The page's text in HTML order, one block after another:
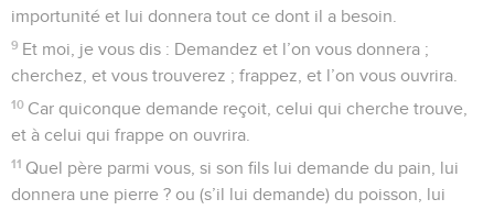
importunité et lui donnera tout ce dont il a besoin.
9 Et moi, je vous dis : Demandez et l’on vous donnera ;
cherchez, et vous trouverez ; frappez, et l’on vous ouvrira.
10 Car quiconque demande reçoit, celui qui cherche trouve,
et à celui qui frappe on ouvrira.
11 Quel père parmi vous, si son fils lui demande du pain, lui
donnera une pierre ? ou (s’il lui demande) du poisson, lui